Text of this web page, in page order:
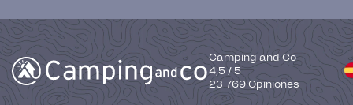
Camping and Co
4,5 / 5
23 769 Opiniones